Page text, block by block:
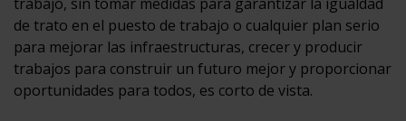
de trato en el puesto de trabajo o cualquier plan serio
para mejorar las infraestructuras, crecer y producir
trabajos para construir un futuro mejor y proporcionar
oportunidades para todos, es corto de vista.